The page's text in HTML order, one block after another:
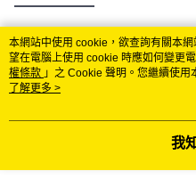
熱門標籤
本網站中使用 cookie，欲查詢有關本
望在電腦上使用 cookie 時應如何變更
權條款 」之 Cookie 聲明。您繼續使
用條款之 Cookie 聲明使用 cookie。
了解更多 >
我